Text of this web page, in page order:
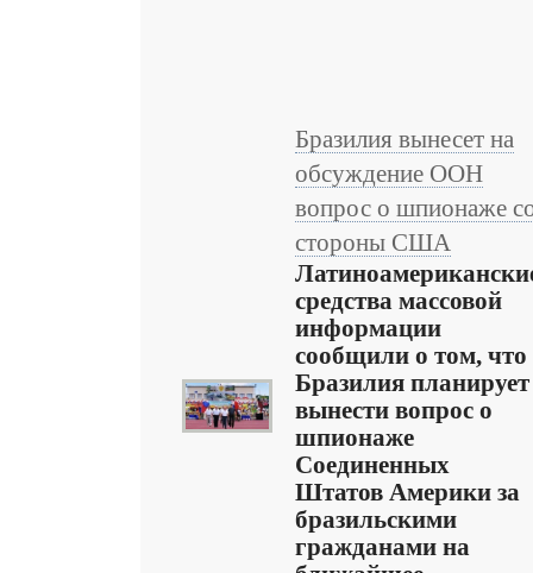
Бразилия вынесет на
обсуждение ООН
вопрос о шпионаже
стороны США
средства массовой
информации
сообщили о том, что
Бразилия планирует
вынести вопрос о
шпионаже
Соединенных
Штатов Америки за
бразильскими
гражданами на